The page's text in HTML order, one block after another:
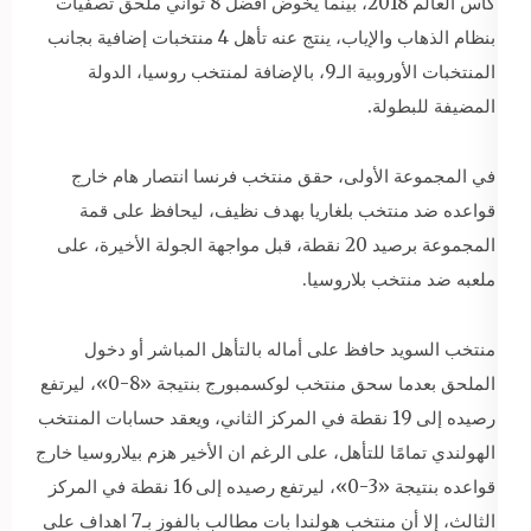
بنظام الذهاب والإياب، ينتج عنه تأهل 4 منتخبات إضافية بجانب
المنتخبات الأوروبية الـ9، بالإضافة لمنتخب روسيا، الدولة
المضيفة للبطولة.
في المجموعة الأولى، حقق منتخب فرنسا انتصار هام خارج
قواعده ضد منتخب بلغاريا بهدف نظيف، ليحافظ على قمة
المجموعة برصيد 20 نقطة، قبل مواجهة الجولة الأخيرة، على
ملعبه ضد منتخب بلاروسيا.
منتخب السويد حافظ على أماله بالتأهل المباشر أو دخول
الملحق بعدما سحق منتخب لوكسمبورج بنتيجة «8-0»، ليرتفع
رصيده إلى 19 نقطة في المركز الثاني، ويعقد حسابات المنتخب
الهولندي تمامًا للتأهل، على الرغم ان الأخير هزم بيلاروسيا خارج
قواعده بنتيجة «3-0»، ليرتفع رصيده إلى 16 نقطة في المركز
الثالث، إلا أن منتخب هولندا بات مطالب بالفوز بـ7 اهداف على